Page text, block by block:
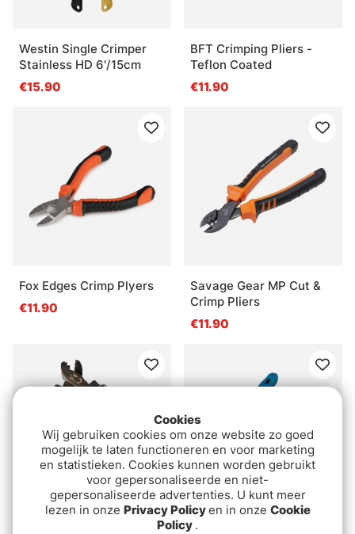
Westin Single Crimper
Stainless HD 6'/15cm
€15.90
BFT Crimping Pliers -
Teflon Coated
€11.90
Fox Edges Crimp Plyers
€11.90
Savage Gear MP Cut &
Crimp Pliers
€11.90
Kinetic SS Magnet Plier
Cookies
Wij gebruiken cookies om onze website zo goed
mogelijk te laten functioneren en voor marketing
en statistieken. Cookies kunnen worden gebruikt
voor gepersonaliseerde en niet-
gepersonaliseerde advertenties. U kunt meer
lezen in onze Privacy Policyen in onze Cookie
Policy .